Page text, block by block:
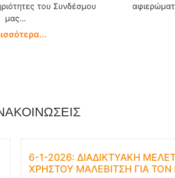
του Συνδέσμου
μας...
6-1-2026: ΔΙΑΔΙΚΤΥΑΚΗ
ΧΡΗΣΤΟΥ ΜΑΛΕΒΙΤΣΗ ΓΙΑ ΤΟΝ